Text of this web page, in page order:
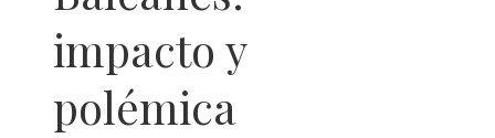
impacto y
polémica